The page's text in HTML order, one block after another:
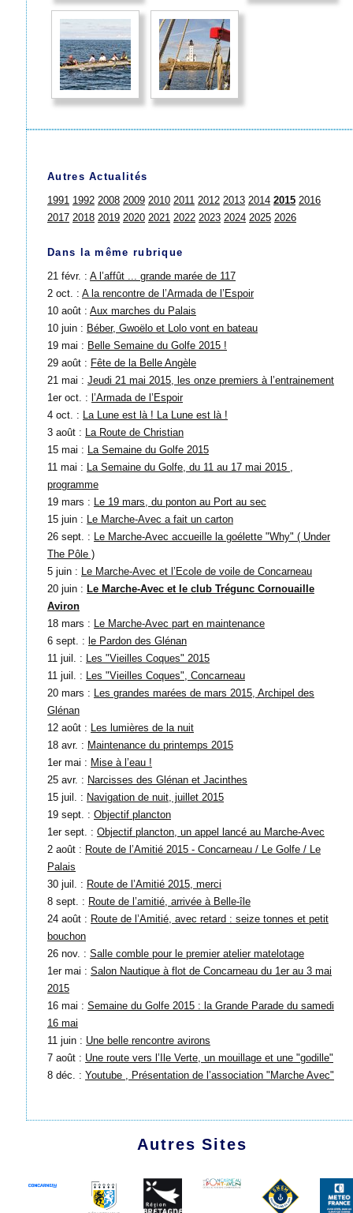
Autres Actualités
1991 1992 2008 2009 2010 2011 2012 2013 2014 2015 2016
2017 2018 2019 2020 2021 2022 2023 2024 2025 2026
Dans la même rubrique
21 févr. : A l’affût ... grande marée de 117
2 oct. : A la rencontre de l’Armada de l’Espoir
10 août : Aux marches du Palais
10 juin : Béber, Gwoëlo et Lolo vont en bateau
19 mai : Belle Semaine du Golfe 2015 !
29 août : Fête de la Belle Angèle
21 mai : Jeudi 21 mai 2015, les onze premiers à l’entrainement
1er oct. : l’Armada de l’Espoir
4 oct. :
La Lune est là ! La Lune est là !
3 août :
La Route de Christian
15 mai :
La Semaine du Golfe 2015
11 mai :
La Semaine du Golfe, du 11 au 17 mai 2015 ,
programme
19 mars :
Le 19 mars, du ponton au Port au sec
15 juin :
Le Marche-Avec a fait un carton
26 sept. :
Le Marche-Avec accueille la goélette "Why" ( Under
The Pôle )
5 juin :
Le Marche-Avec et l’Ecole de voile de Concarneau
20 juin : Le Marche-Avec et le club Trégunc Cornouaille
Aviron
18 mars :
Le Marche-Avec part en maintenance
6 sept. : le Pardon des Glénan
11 juil. :
Les "Vieilles Coques" 2015
11 juil. :
Les "Vieilles Coques", Concarneau
20 mars :
Les grandes marées de mars 2015, Archipel des
Glénan
12 août :
Les lumières de la nuit
18 avr. : Maintenance du printemps 2015
1er mai : Mise à l’eau !
25 avr. : Narcisses des Glénan et Jacinthes
15 juil. : Navigation de nuit, juillet 2015
19 sept. : Objectif plancton
1er sept. : Objectif plancton, un appel lancé au Marche-Avec
2 août : Route de l’Amitié 2015 - Concarneau / Le Golfe / Le
Palais
30 juil. : Route de l’Amitié 2015, merci
8 sept. : Route de l’amitié, arrivée à Belle-île
24 août : Route de l’Amitié, avec retard : seize tonnes et petit
bouchon
26 nov. : Salle comble pour le premier atelier matelotage
1er mai : Salon Nautique à flot de Concarneau du 1er au 3 mai
2015
16 mai : Semaine du Golfe 2015 : la Grande Parade du samedi
16 mai
11 juin : Une belle rencontre avirons
7 août : Une route vers l’Ile Verte, un mouillage et une "godille"
8 déc. : Youtube , Présentation de l’association "Marche Avec"
Autres Sites